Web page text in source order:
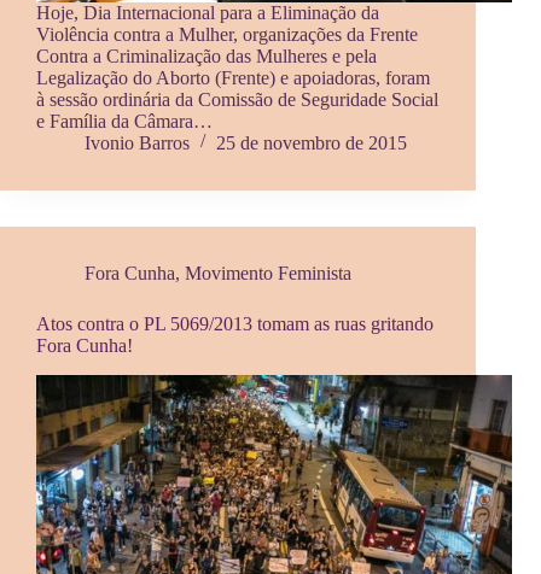
Hoje, Dia Internacional para a Eliminação da
Violência contra a Mulher, organizações da Frente
Contra a Criminalização das Mulheres e pela
Legalização do Aborto (Frente) e apoiadoras, foram
à sessão ordinária da Comissão de Seguridade Social
e Família da Câmara…
Ivonio Barros
25 de novembro de 2015
Fora Cunha, Movimento Feminista
Atos contra o PL 5069/2013 tomam as ruas gritando
Fora Cunha!